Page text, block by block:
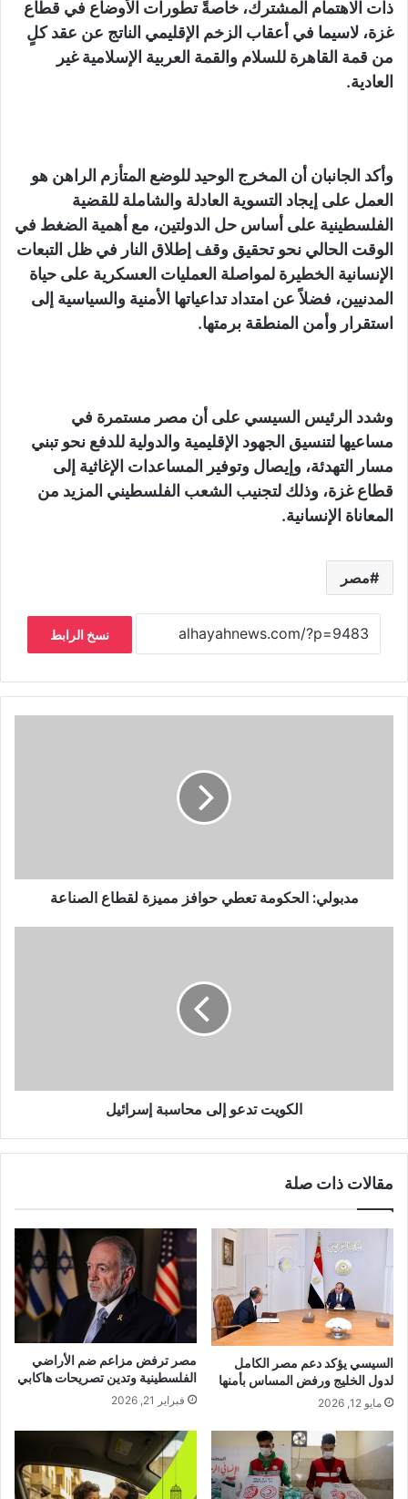
ذات الاهتمام المشترك، خاصةً تطورات الأوضاع في قطاع
غزة، لاسيما في أعقاب الزخم الإقليمي الناتج عن عقد كلٍ
من قمة القاهرة للسلام والقمة العربية الإسلامية غير
العادية.
وأكد الجانبان أن المخرج الوحيد للوضع المتأزم الراهن هو
العمل على إيجاد التسوية العادلة والشاملة للقضية
الفلسطينية على أساس حل الدولتين، مع أهمية الضغط في
الوقت الحالي نحو تحقيق وقف إطلاق النار في ظل التبعات
الإنسانية الخطيرة لمواصلة العمليات العسكرية على حياة
المدنيين، فضلاً عن امتداد تداعياتها الأمنية والسياسية إلى
استقرار وأمن المنطقة برمتها.
وشدد الرئيس السيسي على أن مصر مستمرة في
مساعيها لتنسيق الجهود الإقليمية والدولية للدفع نحو تبني
مسار التهدئة، وإيصال وتوفير المساعدات الإغاثية إلى
قطاع غزة، وذلك لتجنيب الشعب الفلسطيني المزيد من
المعاناة الإنسانية.
مصر
نسخ الرابط
مدبولي: الحكومة تعطي حوافز مميزة لقطاع الصناعة
الكويت تدعو إلى محاسبة إسرائيل
مقالات ذات صلة
السيسي يؤكد دعم مصر الكامل
لدول الخليج ورفض المساس بأمنها
مايو 12, 2026
مصر ترفض مزاعم ضم الأراضي
الفلسطينية وتدين تصريحات هاكابي
فبراير 21, 2026